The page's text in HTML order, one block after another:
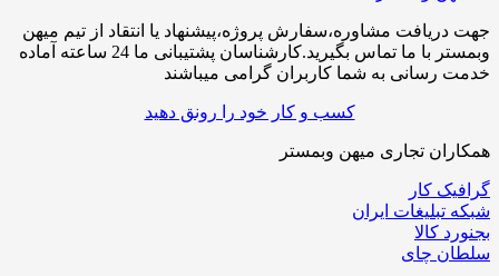
جهت دریافت مشاوره،سفارش پروژه،پیشنهاد یا انتقاد از تیم میهن
وبمستر با ما تماس بگیرید.کارشناسان پشتیبانی ما 24 ساعته آماده
خدمت رسانی به شما کاربران گرامی میباشند
کسب و کار خود را رونق دهید
همکاران تجاری میهن وبمستر
گرافیک کار
شبکه تبلیغات ایران
بجنورد کالا
سلطان چای